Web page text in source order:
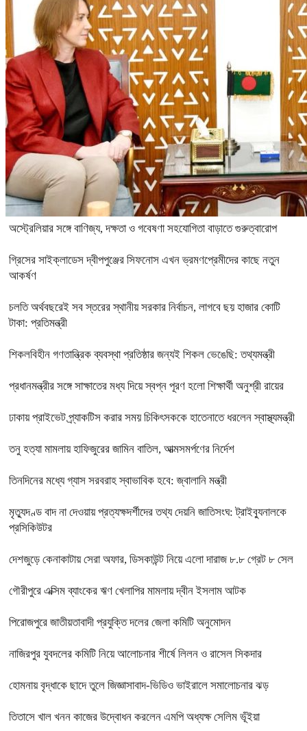
অস্ট্রেলিয়ার সঙ্গে বাণিজ্য, দক্ষতা ও গবেষণা সহযোগিতা বাড়াতে গুরুত্বারোপ
গ্রিসের সাইক্লাডেস দ্বীপপুঞ্জের সিফনোস এখন ভ্রমণপ্রেমীদের কাছে নতুন
আকর্ষণ
চলতি অর্থবছরেই সব স্তরের স্থানীয় সরকার নির্বাচন, লাগবে ছয় হাজার কোটি
টাকা: প্রতিমন্ত্রী
শিকলবিহীন গণতান্ত্রিক ব্যবস্থা প্রতিষ্ঠার জন্যই শিকল ভেঙেছি: তথ্যমন্ত্রী
প্রধানমন্ত্রীর সঙ্গে সাক্ষাতের মধ্য দিয়ে স্বপ্ন পূরণ হলো শিক্ষার্থী অনুশ্রী রায়ের
ঢাকায় প্রাইভেট প্র্যাকটিস করার সময় চিকিৎসককে হাতেনাতে ধরলেন স্বাস্থ্যমন্ত্রী
তনু হত্যা মামলায় হাফিজুরের জামিন বাতিল, আত্মসমর্পণের নির্দেশ
তিনদিনের মধ্যে গ্যাস সরবরাহ স্বাভাবিক হবে: জ্বালানি মন্ত্রী
মৃত্যুদণ্ড বাদ না দেওয়ায় প্রত্যক্ষদর্শীদের তথ্য দেয়নি জাতিসংঘ: ট্রাইব্যুনালকে
প্রসিকিউটর
দেশজুড়ে কেনাকাটায় সেরা অফার, ডিসকাউন্ট নিয়ে এলো দারাজ ৮.৮ গ্রেট ৮ সেল
গৌরীপুরে এক্সিম ব্যাংকের ঋণ খেলাপির মামলায় দ্বীন ইসলাম আটক
পিরোজপুরে জাতীয়তাবাদী প্রযুক্তি দলের জেলা কমিটি অনুমোদন
নাজিরপুর যুবদলের কমিটি নিয়ে আলোচনার শীর্ষে লিলন ও রাসেল সিকদার
হোমনায় বৃদ্ধাকে ছাদে তুলে জিজ্ঞাসাবাদ-ভিডিও ভাইরালে সমালোচনার ঝড়
তিতাসে খাল খনন কাজের উদ্বোধন করলেন এমপি অধ্যক্ষ সেলিম ভূঁইয়া